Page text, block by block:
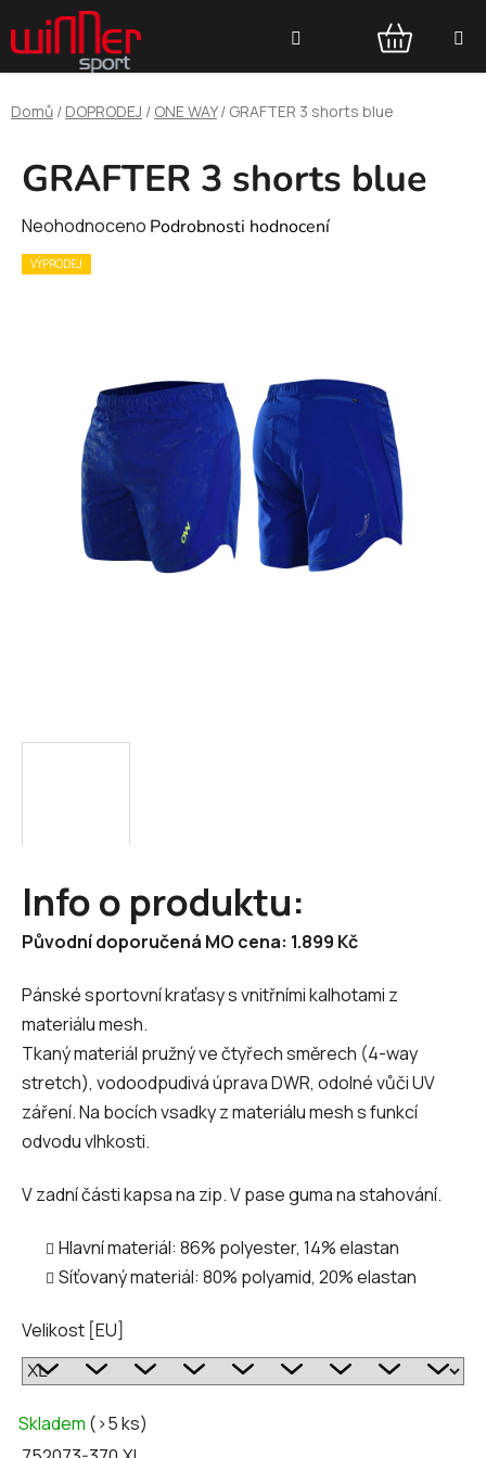
na
obsah
NÁKUPNÍ
Domů / DOPRODEJ / ONE WAY / GRAFTER 3 shorts blue
Info o produktu:
Původní doporučená MO cena: 1.899 Kč
Pánské sportovní kraťasy s vnitřními kalhotami z
materiálu mesh.
Tkaný materiál pružný ve čtyřech směrech (4-way
stretch), vodoodpudivá úprava DWR, odolné vůči UV
záření. Na bocích vsadky z materiálu mesh s funkcí
odvodu vlhkosti.
V zadní části kapsa na zip. V pase guma na stahování.
Hlavní materiál: 86% polyester, 14% elastan
Síťovaný materiál: 80% polyamid, 20% elastan
Velikost [EU]
Skladem (>5 ks)
GRAFTER 3 shorts blue
Průměrné
hodnocení
hvězdiček.
Neohodnoceno Podrobnosti hodnocení
VÝPRODEJ